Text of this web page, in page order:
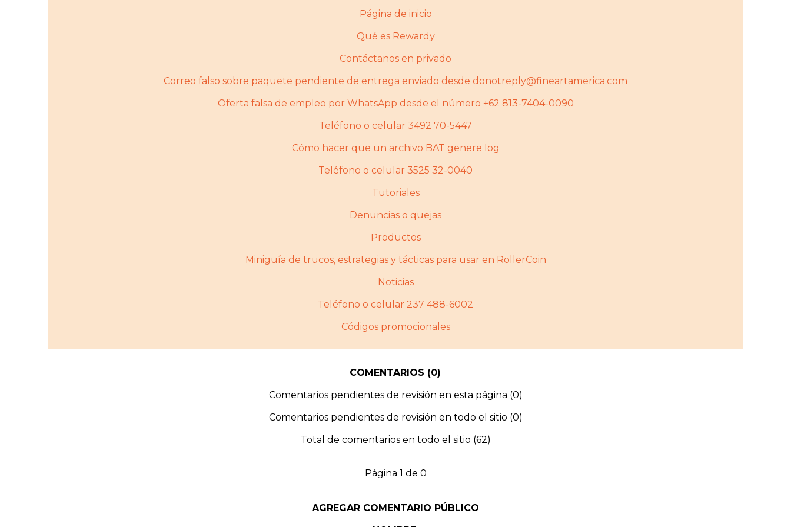
Página de inicio
Qué es Rewardy
Contáctanos en privado
Correo falso sobre paquete pendiente de entrega enviado desde donotreply@fineartamerica.com
Oferta falsa de empleo por WhatsApp desde el número +62 813-7404-0090
Teléfono o celular 3492 70-5447
Cómo hacer que un archivo BAT genere log
Teléfono o celular 3525 32-0040
Tutoriales
Denuncias o quejas
Productos
Miniguí­a de trucos, estrategias y tácticas para usar en RollerCoin
Noticias
Teléfono o celular 237 488-6002
Códigos promocionales
COMENTARIOS (0)
Comentarios pendientes de revisión en esta página (0)
Comentarios pendientes de revisión en todo el sitio (0)
Total de comentarios en todo el sitio (62)
Página 1 de 0
AGREGAR COMENTARIO PÚBLICO